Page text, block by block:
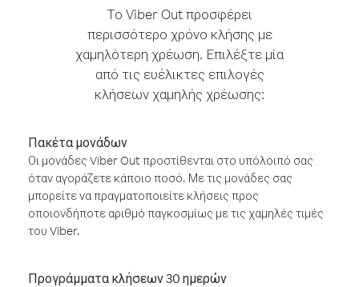
Το Viber Out προσφέρει
περισσότερο χρόνο κλήσης με
χαμηλότερη χρέωση. Επιλέξτε μία
από τις ευέλικτες επιλογές
κλήσεων χαμηλής χρέωσης:
Πακέτα μονάδων
Οι μονάδες Viber Out προστίθενται στο υπόλοιπό σας
όταν αγοράζετε κάποιο ποσό. Με τις μονάδες σας
μπορείτε να πραγματοποιείτε κλήσεις προς
οποιονδήποτε αριθμό παγκοσμίως με τις χαμηλές τιμές
του Viber.
Προγράμματα κλήσεων 30 ημερών